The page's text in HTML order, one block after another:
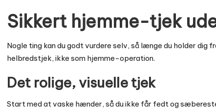
Sikkert hjemme-tjek
Nogle ting kan du godt vurdere selv, så længe du holder
helbredstjek, ikke som hjemme-operation.
Det rolige, visuelle tjek
Start med at vaske hænder, så du ikke får fedt og